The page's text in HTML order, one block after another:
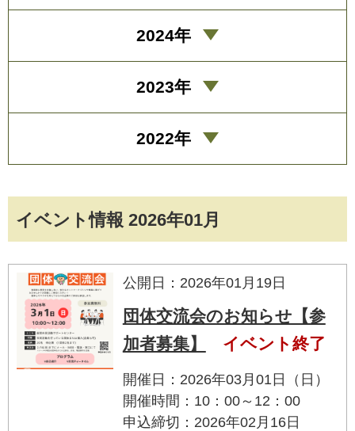
イベント情報 2026年01月
公開日：2026年01月19日
団体交流会のお知らせ【参
加者募集】
イベント終了
開催日：2026年03月01日（日）
開催時間：10：00～12：00
申込締切：2026年02月16日
2024年
2023年
2022年